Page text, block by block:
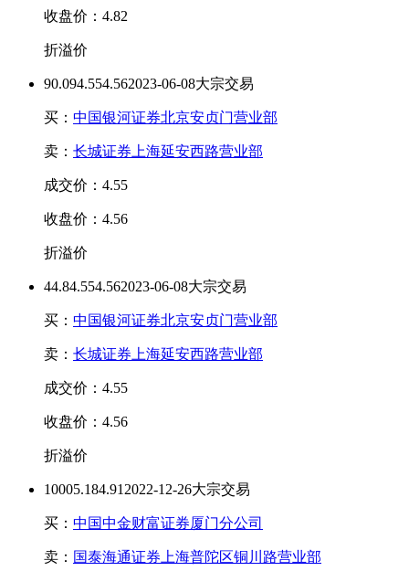
收盘价：4.82
折溢价
90.094.554.562023-06-08大宗交易
买： 中国银河证券北京安贞门营业部
卖： 长城证券上海延安西路营业部
成交价：4.55
收盘价：4.56
折溢价
44.84.554.562023-06-08大宗交易
买： 中国银河证券北京安贞门营业部
卖： 长城证券上海延安西路营业部
成交价：4.55
收盘价：4.56
折溢价
10005.184.91 2022-12-26大宗交易
买： 中国中金财富证券厦门分公司
卖： 国泰海通证券上海普陀区铜川路营业部